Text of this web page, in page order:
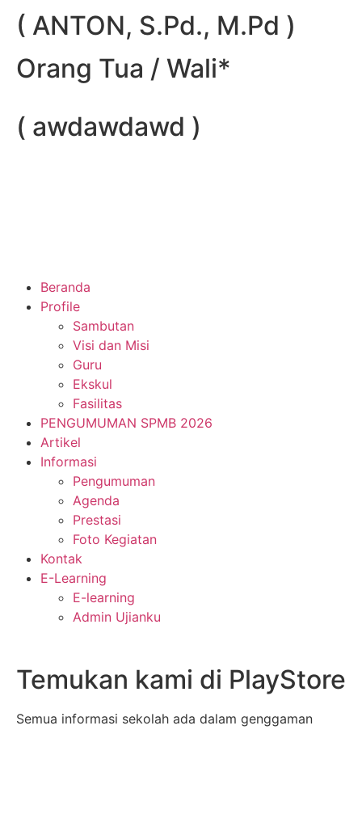
( ANTON, S.Pd., M.Pd )
Orang Tua / Wali*
( awdawdawd )
Beranda
Profile
Sambutan
Visi dan Misi
Guru
Ekskul
Fasilitas
PENGUMUMAN SPMB 2026
Artikel
Informasi
Pengumuman
Agenda
Prestasi
Foto Kegiatan
Kontak
E-Learning
E-learning
Admin Ujianku
Temukan kami di PlayStore
Semua informasi sekolah ada dalam genggaman